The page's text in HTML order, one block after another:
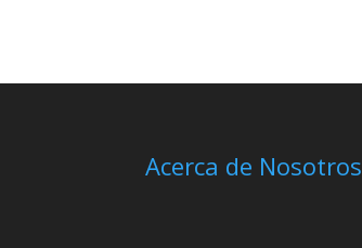
Acerca de Nosotros